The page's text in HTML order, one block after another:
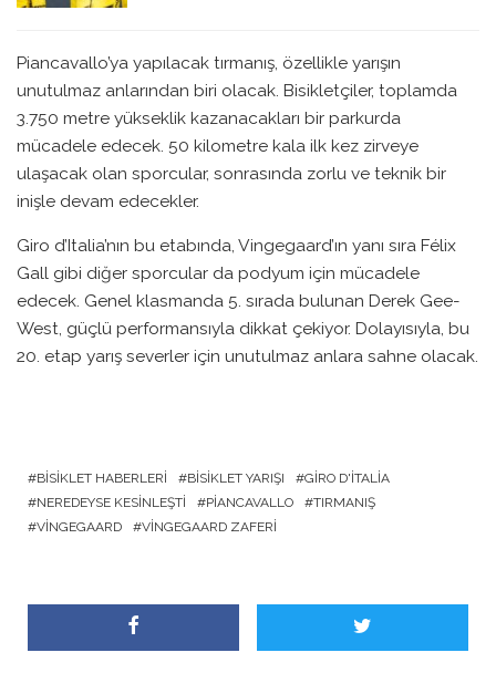
Piancavallo’ya yapılacak tırmanış, özellikle yarışın
unutulmaz anlarından biri olacak. Bisikletçiler, toplamda
3.750 metre yükseklik kazanacakları bir parkurda
mücadele edecek. 50 kilometre kala ilk kez zirveye
ulaşacak olan sporcular, sonrasında zorlu ve teknik bir
inişle devam edecekler.
Giro d’Italia’nın bu etabında, Vingegaard’ın yanı sıra Félix
Gall gibi diğer sporcular da podyum için mücadele
edecek. Genel klasmanda 5. sırada bulunan Derek Gee-
West, güçlü performansıyla dikkat çekiyor. Dolayısıyla, bu
20. etap yarış severler için unutulmaz anlara sahne olacak.
BISIKLET HABERLERI BISIKLET YARIŞI
GIRO D'ITALIA
NEREDEYSE KESINLEŞTI
PIANCAVALLO
TIRMANIŞ
VINGEGAARD
VINGEGAARD ZAFERI